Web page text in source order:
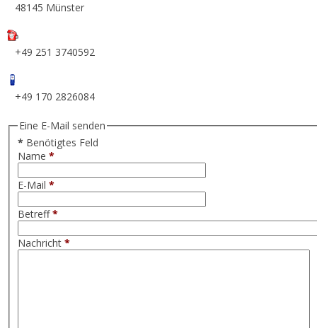
48145 Münster
+49 251 3740592
+49 170 2826084
Eine E-Mail senden
* Benötigtes Feld
Name *
E-Mail *
Betreff*
Nachricht*